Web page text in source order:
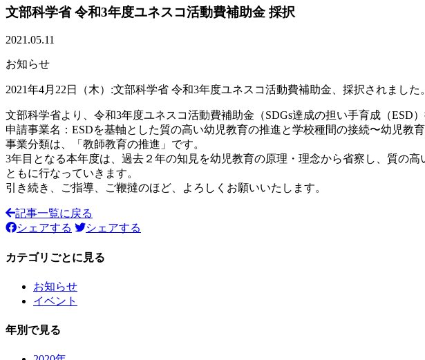
文部科学省 令和3年度ユネスコ活動費補助金 採択
2021.05.11
お知らせ
2021年4月22日（木）:文部科学省 令和3年度ユネスコ活動費補助金、採択されました。
文部科学省より、令和3年度ユネスコ活動費補助金（SDGs達成の担い手育成（ESD
申請事業名：ESDを基軸とした質の高い幼児教育の推進と学校種間の接続〜幼児教
事業分類は、「教師教育の推進」です。
3年目となる本年度は、過去２年の知見を幼児教育の原理・理念から省察し、質の
ともに行なっていきます。
引き続き、ご指導、ご鞭撻のほど、よろしくお願いいたします。
記事一覧に戻る
シェアする
シェアする
カテゴリごとに見る
お知らせ
イベント
年別で見る